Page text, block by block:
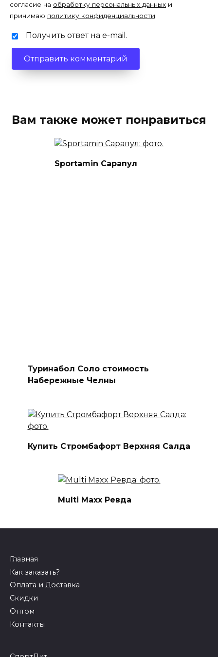
согласие на обработку персональных данных и
принимаю политику конфиденциальности
Получить ответ на e-mail.
Вам также может понравиться
Sportamin Сарапул
Туринабол Соло стоимость
Набережные Челны
Купить Стромбафорт Верхняя Салда
Multi Maxx Ревда
Главная
Как заказать?
Оплата и Доставка
Скидки
Оптом
Контакты